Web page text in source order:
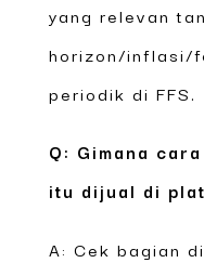
yang relevan
horizon/inflasi/
periodik di FFS.
Q: Gimana
itu dijual di
A: Cek bagian